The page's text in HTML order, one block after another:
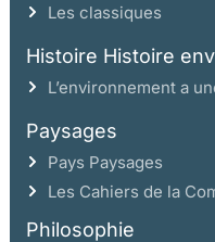
Les classiques
Histoire Histoire
L’environnement a
Paysages
Pays Paysages
Les Cahiers de la
Philosophie